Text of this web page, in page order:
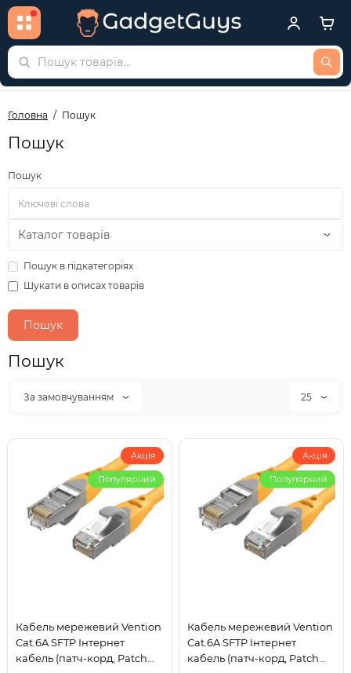
Головна Пошук
Пошук
Пошук
Пошук в підкатегоріях
Шукати в описах товарів
Пошук
За замовчуванням 25
Акція
Популярний
Кабель мережевий Vention
Cat.6A SFTP Інтернет
кабель (патч-корд, Patch
Акція
Популярний
Кабель мережевий Vention
Cat.6A SFTP Інтернет
кабель (патч-корд, Patch